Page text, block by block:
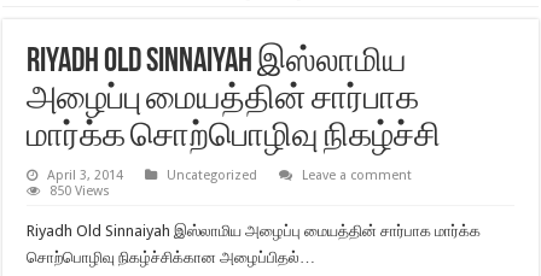
Riyadh Old Sinnaiyah இஸ்லாமிய
அழைப்பு மையத்தின் சார்பாக
மார்க்க சொற்பொழிவு நிகழ்ச்சி
April 3, 2014 Uncategorized
Leave a comment
850 Views
Riyadh Old Sinnaiyah இஸ்லாமிய அழைப்பு மையத்தின் சார்பாக மார்க்க
சொற்பொழிவு நிகழ்ச்சிக்கான அழைப்பிதல்…